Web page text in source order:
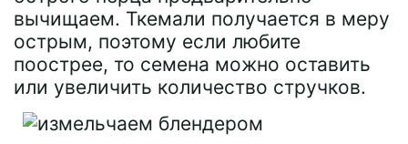
вычищаем. Ткемали получается в меру
острым, поэтому если любите
поострее, то семена можно оставить
или увеличить количество стручков.